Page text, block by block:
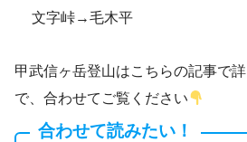
文字峠→毛木平
甲武信ヶ岳登山はこちらの記事で
で、合わせてご覧ください
合わせて読みたい！